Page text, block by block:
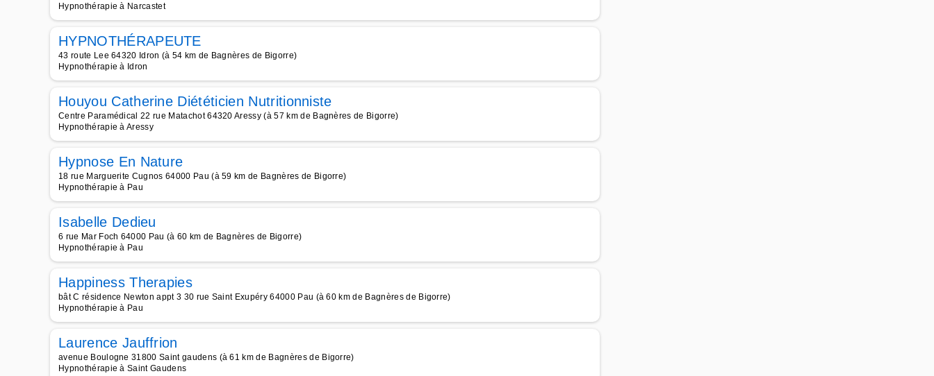
Hypnothérapie à Narcastet
HYPNOTHÉRAPEUTE
43 route Lee 64320 Idron (à 54 km de Bagnères de Bigorre)
Hypnothérapie à Idron
Houyou Catherine Diététicien Nutritionniste
Centre Paramédical 22 rue Matachot 64320 Aressy (à 57 km de Bagnères de Bigorre)
Hypnothérapie à Aressy
Hypnose En Nature
18 rue Marguerite Cugnos 64000 Pau (à 59 km de Bagnères de Bigorre)
Hypnothérapie à Pau
Isabelle Dedieu
6 rue Mar Foch 64000 Pau (à 60 km de Bagnères de Bigorre)
Hypnothérapie à Pau
Happiness Therapies
bât C résidence Newton appt 3 30 rue Saint Exupéry 64000 Pau (à 60 km de Bagnères de Bigorre)
Hypnothérapie à Pau
Laurence Jauffrion
avenue Boulogne 31800 Saint gaudens (à 61 km de Bagnères de Bigorre)
Hypnothérapie à Saint Gaudens